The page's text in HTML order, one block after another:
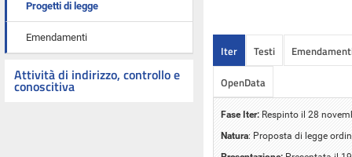
Progetti di legge
Emendamenti
Attività di indirizzo, controllo e
conoscitiva
Iter Testi
OpenData
Fase Iter: Respinto il 28
Natura: Proposta di legge